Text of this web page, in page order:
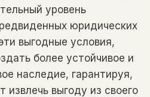
уровень
юридических
выгодные условия,
более устойчивое и
наследие, гарантируя,
извлечь выгоду из своего